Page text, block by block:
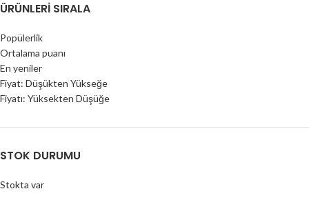
ÜRÜNLERI SIRALA
Popülerlik
Ortalama puanı
En yeniler
Fiyat: Düşükten Yükseğe
Fiyatı: Yüksekten Düşüğe
STOK DURUMU
Stokta var